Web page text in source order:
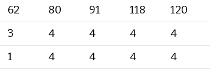
62 80 91 118 120
3 4 4 4 4
1 4 4 4 4